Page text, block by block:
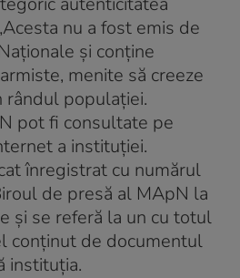
nu a fost emis de
şi conţine
menite să creeze
rândul populaţiei.
pot fi consultate pe
a instituţiei.
înregistrat cu numărul
de presă al MApN la
şi se referă la un cu totul
conţinut de documentul
instituţia.